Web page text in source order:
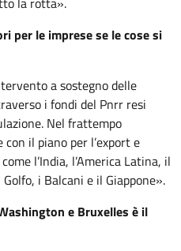
per le imprese se le cose si
a sostegno delle
i fondi del Pnrr resi
Nel frattempo
il piano per l’export e
l’India, l’America Latina, il
i Balcani e il Giappone».
e Bruxelles è il